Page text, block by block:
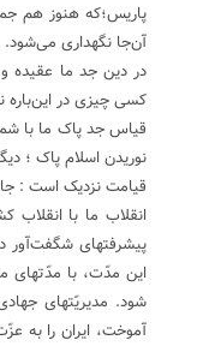
آن‌جا نگهداری می‌شود.
در دین جد ما عقیده
کسی چیزی در این‌باره
قیاس جد پاک ما با
نوریدن اسلام پاک ؛
قیامت نزدیک است :
انقلاب ما با
پیشرفتهای شگفت‌آور
این مدّت، با مدّتهای
شود. مدیریّتهای
آموخت، ایران را به